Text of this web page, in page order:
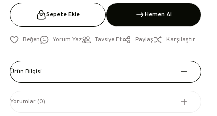
Sepete Ekle Hemen Al
Yorum Yaz Tavsiye Et Paylaş Karşılaştır
Ürün Bilgisi
Yorumlar (0)